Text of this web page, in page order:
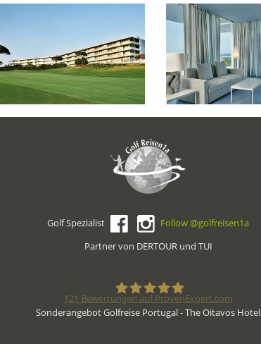
Golf Spezialist
Follow @golfreisen1a
Partner von DERTOUR und TUI
121 Bewertungen auf ProvenExpert.com
Sonderangebot Golfreise Portugal - The Oitavos Hotel